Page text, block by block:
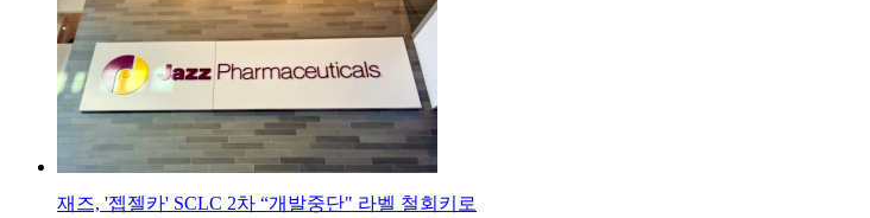
재즈, '젭젤카' SCLC 2차 “개발중단" 라벨 철회키로